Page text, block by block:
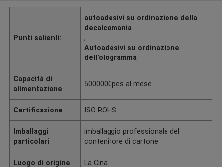
Punti salienti:
autoadesivi su ordinazione della
decalcomania
,
Autoadesivi su ordinazione
dell'ologramma
Capacità di
alimentazione
5000000pcs al mese
Certificazione ISO ROHS
Imballaggi
particolari
imballaggio professionale del
contenitore di cartone
Luogo di origine La Cina